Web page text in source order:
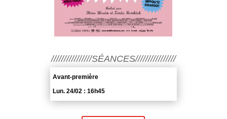
////////////////SÉANCES////////////////
Avant-première
Lun. 24/02 : 16h45